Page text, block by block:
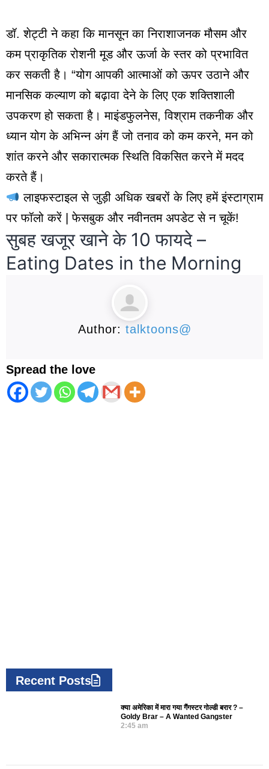
डॉ. शेट्टी ने कहा कि मानसून का निराशाजनक मौसम और
कम प्राकृतिक रोशनी मूड और ऊर्जा के स्तर को प्रभावित
कर सकती है। “योग आपकी आत्माओं को ऊपर उठाने और
मानसिक कल्याण को बढ़ावा देने के लिए एक शक्तिशाली
उपकरण हो सकता है। माइंडफुलनेस, विश्राम तकनीक और
ध्यान योग के अभिन्न अंग हैं जो तनाव को कम करने, मन को
शांत करने और सकारात्मक स्थिति विकसित करने में मदद
करते हैं।
लाइफस्टाइल से जुड़ी अधिक खबरों के लिए हमें इंस्टाग्राम
पर फॉलो करें | फेसबुक और नवीनतम अपडेट से न चूकें!
सुबह खजूर खाने के 10 फायदे –
Eating Dates in the Morning
Author: talktoons@
Spread the love
Recent Posts
क्या अमेरिका में मारा गया गैंगस्टर गोल्डी बरार ? –
Goldy Brar – A Wanted Gangster
2:45 am